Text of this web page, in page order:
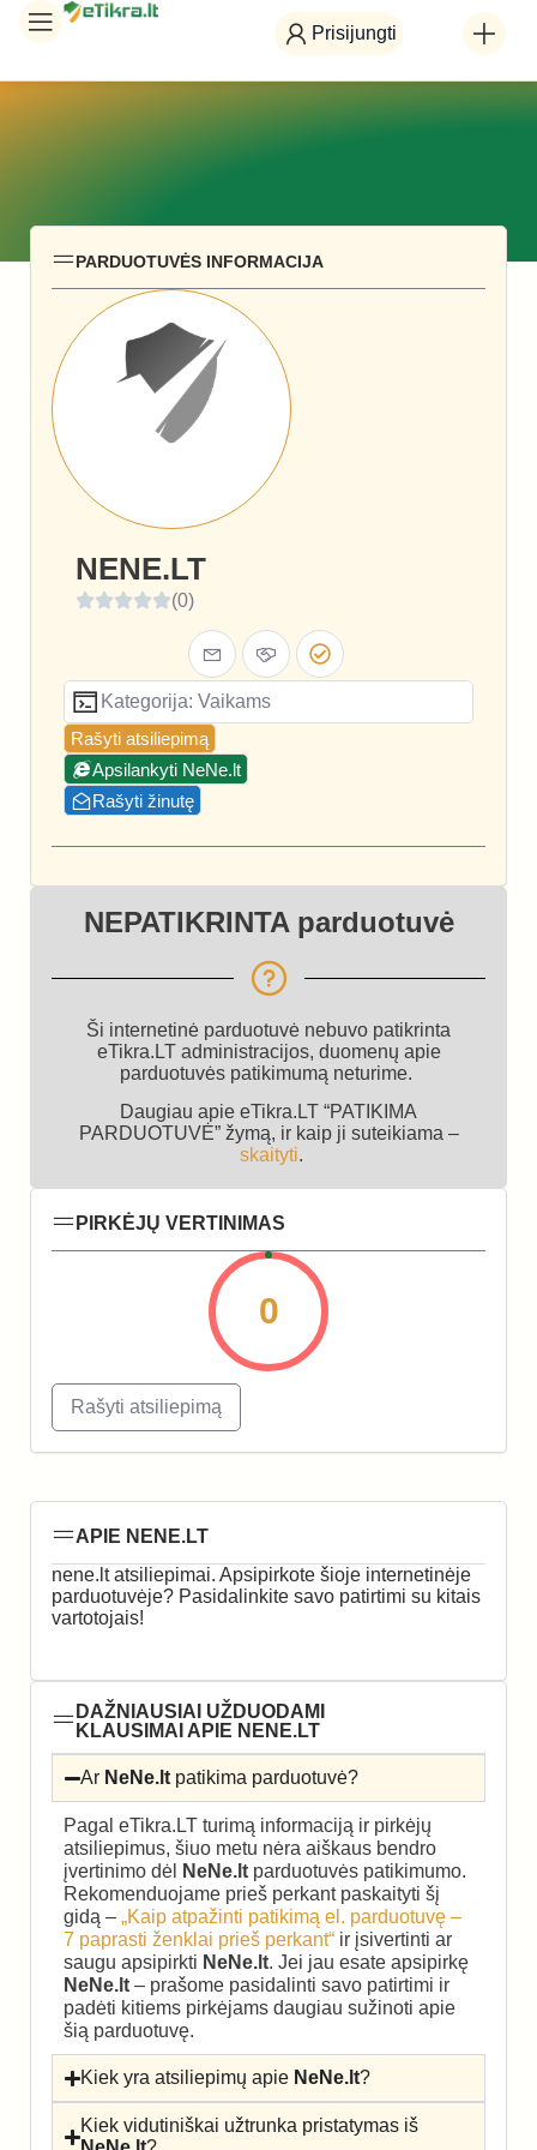
Prisijungti
PARDUOTUVĖS INFORMACIJA
NENE.LT
(0)
Kategorija: Vaikams
Rašyti atsiliepimą
Apsilankyti NeNe.lt
Rašyti žinutę
NEPATIKRINTA parduotuvė
Ši internetinė parduotuvė nebuvo patikrinta
eTikra.LT administracijos, duomenų apie
parduotuvės patikimumą neturime.
Daugiau apie eTikra.LT “PATIKIMA
PARDUOTUVĖ” žymą, ir kaip ji suteikiama –
skaityti.
PIRKĖJŲ VERTINIMAS
0
Rašyti atsiliepimą
APIE NENE.LT
nene.lt atsiliepimai. Apsipirkote šioje internetinėje
parduotuvėje? Pasidalinkite savo patirtimi su kitais
vartotojais!
DAŽNIAUSIAI UŽDUODAMI
KLAUSIMAI APIE NENE.LT
Ar NeNe.lt patikima parduotuvė?
Pagal eTikra.LT turimą informaciją ir pirkėjų
atsiliepimus, šiuo metu nėra aiškaus bendro
įvertinimo dėl
NeNe.lt parduotuvės patikimumo.
Rekomenduojame prieš perkant paskaityti šį
gidą – „Kaip atpažinti patikimą el. parduotuvę –
7 paprasti ženklai prieš perkant“ ir įsivertinti ar
saugu apsipirkti NeNe.lt. Jei jau esate apsipirkę
NeNe.lt – prašome pasidalinti savo patirtimi ir
padėti kitiems pirkėjams daugiau sužinoti apie
šią parduotuvę.
Kiek yra atsiliepimų apie NeNe.lt?
Kiek vidutiniškai užtrunka pristatymas iš